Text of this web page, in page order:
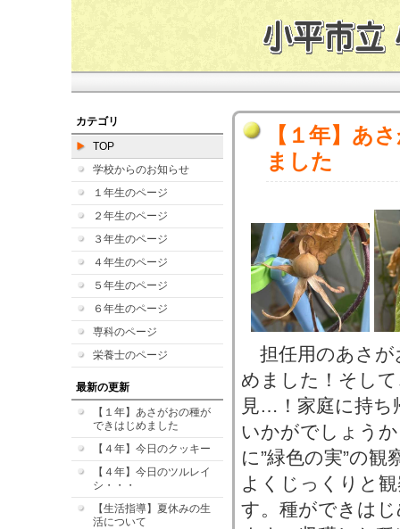
カテゴリ
TOP
学校からのお知らせ
１年生のページ
２年生のページ
３年生のページ
４年生のページ
５年生のページ
６年生のページ
専科のページ
栄養士のページ
最新の更新
【１年】あさがおの種が
できはじめました
【４年】今日のクッキー
【４年】今日のツルレイ
シ・・・
【生活指導】夏休みの生
活について
【１年】あ
ました
担任用のあさが
めました！そし
見…！家庭に持ち
いかがでしょう
に”緑色の実”の
よくじっくりと
す。種ができは